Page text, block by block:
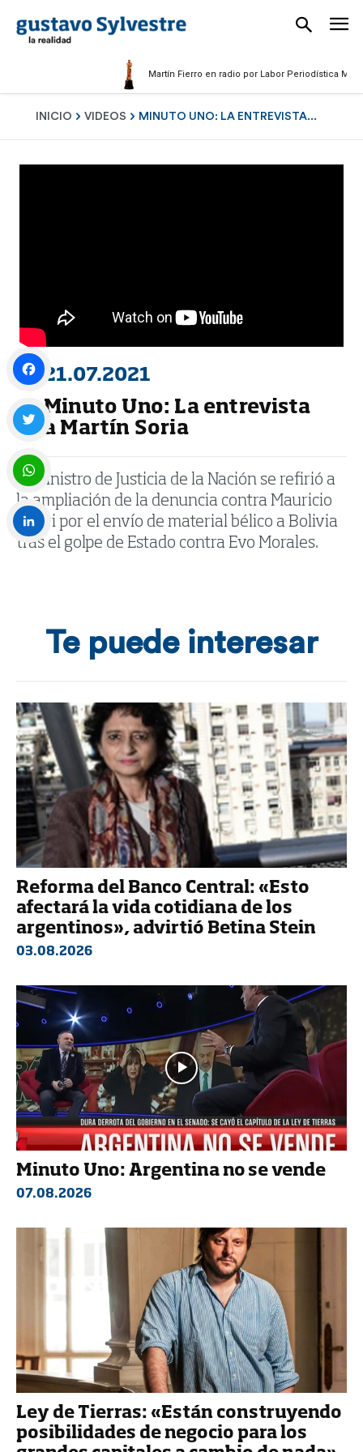
Martín Fierro en radio por Labor Periodística
INICIO VIDEOS MINUTO UNO: LA ENTREVISTA...
21.07.2021
Minuto Uno: La entrevista
a Martín Soria
El ministro de Justicia de la Nación se refirió a
la ampliación de la denuncia contra Mauricio
Macri por el envío de material bélico a Bolivia
tras el golpe de Estado contra Evo Morales.
Te puede interesar
Reforma del Banco Central: «Esto
afectará la vida cotidiana de los
argentinos», advirtió Betina Stein
03.08.2026
Minuto Uno: Argentina no se vende
07.08.2026
Ley de Tierras: «Están construyendo
posibilidades de negocio para los
Facebook
Twitter
WhatsApp